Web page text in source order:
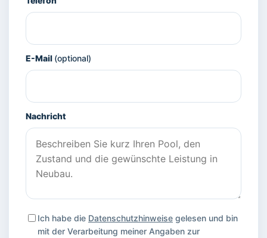
E-Mail (optional)
Nachricht
Ich habe die Datenschutzhinweise gelesen und bin
mit der Verarbeitung meiner Angaben zur